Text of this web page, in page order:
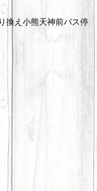
換え小熊天神前バス停